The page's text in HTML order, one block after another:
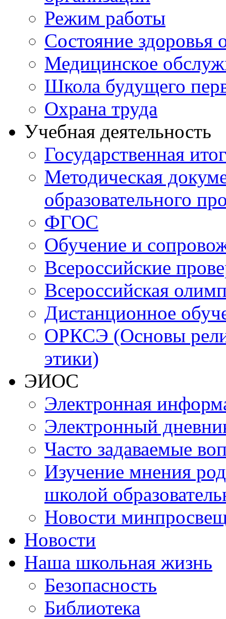
Режим работы
Состояние
Медицинское
Школа будущего
Охрана труда
Учебная деятельность
Государственная
Методическая
образовательного
ФГОС
Обучение и
Всероссийские
Всероссийская
Дистанционное
ОРКСЭ (Основы
этики)
ЭИОС
Электронная
Электронный
Часто задаваемые
Изучение мнения
школой
Новости
Новости
Наша школьная жизнь
Безопасность
Библиотека